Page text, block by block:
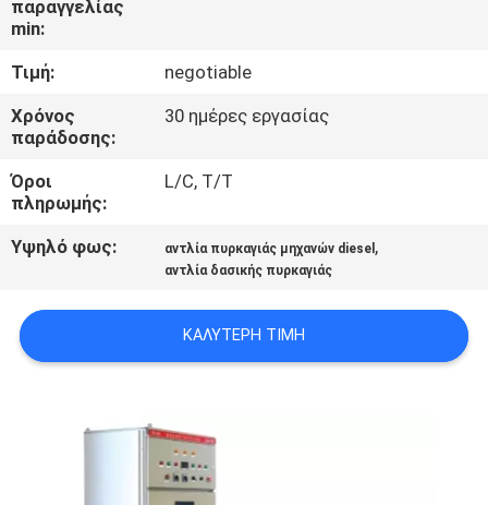
ΕΛΆΤΕ
ΣΕ
ΕΠΑΦΉ
ΜΕ
ΖΗΤΉΣΤΕ
ΈΝΑ
ΑΠΌΣΠΑΣΜΑ
παραγγελίας
min:
Τιμή:
negotiable
Χρόνος
παράδοσης:
30 ημέρες εργασίας
Όροι
πληρωμής:
L/C, T/T
Υψηλό φως: αντλία πυρκαγιάς μηχανών diesel ,
αντλία δασικής πυρκαγιάς
ΚΑΛΎΤΕΡΗ ΤΙΜΉ